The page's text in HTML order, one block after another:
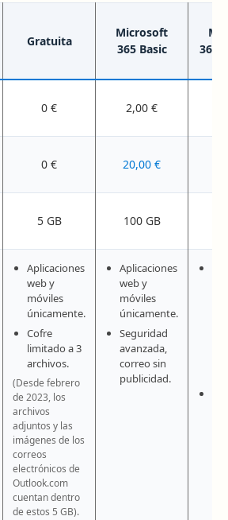
Gratuita
Microsoft
365 Basic
365
0 € 2,00 €
0 € 20,00 €
5 GB 100 GB
Aplicaciones
web y
móviles
únicamente.
Cofre
limitado a 3
archivos.
(Desde febrero
de 2023, los
archivos
adjuntos y las
imágenes de los
correos
electrónicos de
Outlook.com
cuentan dentro
de estos 5 GB).
Aplicaciones
web y
móviles
únicamente.
Seguridad
avanzada,
correo sin
publicidad.